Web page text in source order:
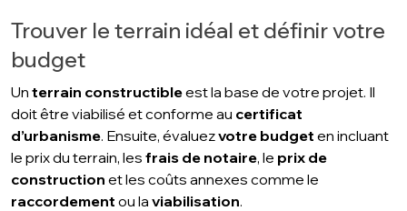
Trouver le terrain idéal et définir votre
budget
Un terrain constructibleest la base de votre projet. Il
doit être viabilisé et conforme au certificat
d’urbanisme. Ensuite, évaluezvotre budget en incluant
le prix du terrain, les frais de notaire, le prix de
construction et les coûts annexes comme le
raccordement ou la viabilisation.